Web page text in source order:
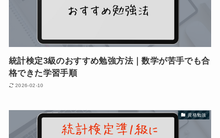
統計検定3級のおすすめ勉強方法｜数学が苦手でも合
格できた学習手順
2026-02-10
資格勉強